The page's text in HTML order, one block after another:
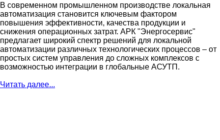
В современном промышленном производстве локальная
автоматизация становится ключевым фактором
повышения эффективности, качества продукции и
снижения операционных затрат. АРК "Энергосервис"
предлагает широкий спектр решений для локальной
автоматизации различных технологических процессов – от
простых систем управления до сложных комплексов с
возможностью интеграции в глобальные АСУТП.
Читать далее...